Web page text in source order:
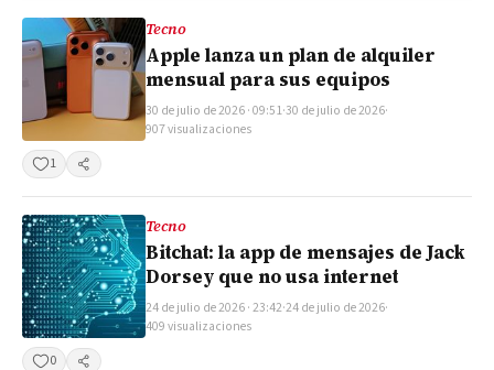
Tecno
Apple lanza un plan de alquiler
mensual para sus equipos
30 de julio de 2026 · 09:51·30 de julio de 2026·
907 visualizaciones
1
Compartir
Tecno
Bitchat: la app de mensajes de Jack
Dorsey que no usa internet
24 de julio de 2026 · 23:42·24 de julio de 2026·
409 visualizaciones
0